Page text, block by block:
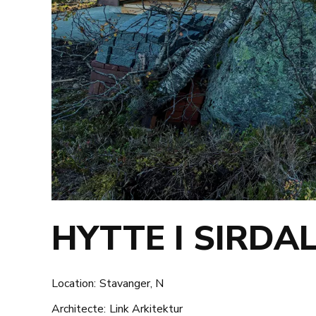
HYTTE I
Location: Stavanger, N
Architecte: Link Arkitektur